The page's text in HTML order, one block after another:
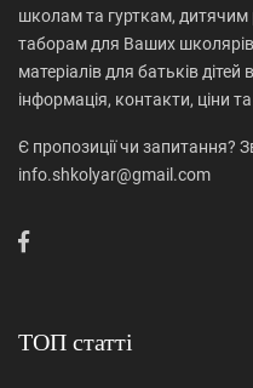
школам та гурткам,
таборам для Ваших
матеріалів для батьків
інформація, контакти, ціни та
Є пропозиції чи запитання?
info.shkolyar@gmail.com
ТОП статті